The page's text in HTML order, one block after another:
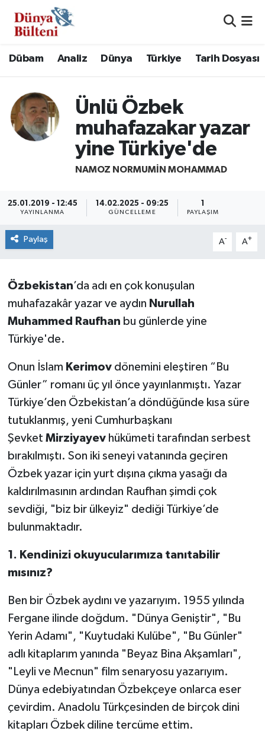
Dübam Analiz Dünya Türkiye Tarih Dosyası
Ünlü Özbek
muhafazakar yazar
yine Türkiye'de
NAMOZ NORMUMIN MOHAMMAD
25.01.2019 - 12:45
YAYINLANMA
14.02.2025 - 09:25
GÜNCELLEME
1
PAYLAŞIM
Paylaş A- A+
Özbekistan’da adı en çok konuşulan
muhafazakâr yazar ve aydın Nurullah
Muhammed Raufhan bu günlerde yine
Türkiye'de.
Onun İslam Kerimovdönemini eleştiren “Bu
Günler” romanı üç yıl önce yayınlanmıştı. Yazar
Türkiye’den Özbekistan’a döndüğünde kısa süre
tutuklanmış, yeni Cumhurbaşkanı
Şevket Mirziyayevhükümeti tarafından serbest
bırakılmıştı. Son iki seneyi vatanında geçiren
Özbek yazar için yurt dışına çıkma yasağı da
kaldırılmasının ardından Raufhan şimdi çok
sevdiği, "biz bir ülkeyiz" dediği Türkiye’de
bulunmaktadır.
1. Kendinizi okuyucularımıza tanıtabilir
mısınız?
Ben bir Özbek aydını ve yazarıyım. 1955 yılında
Fergane ilinde doğdum. "Dünya Geniştir", "Bu
Yerin Adamı", "Kuytudaki Kulübe", "Bu Günler"
adlı kitaplarım yanında "Beyaz Bina Akşamları",
"Leyli ve Mecnun" film senaryosu yazarıyım.
Dünya edebiyatından Özbekçeye onlarca eser
çevirdim. Anadolu Türkçesinden de birçok dini
kitapları Özbek diline tercüme ettim.
Hava Durumu
Namaz Vakitleri
Trafik Durumu
Süper Lig Puan Durumu ve Fikstür